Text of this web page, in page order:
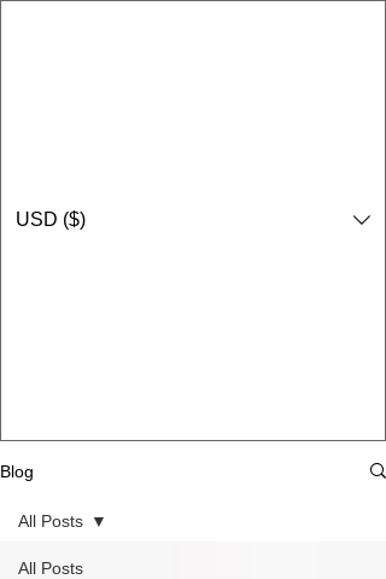
USD ($)
Blog
All Posts
All Posts